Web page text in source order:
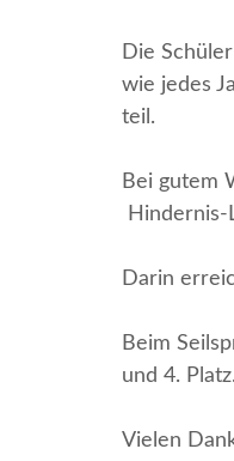
Die
wie jedes
teil.
Bei gutem
Hindernis-
Darin
Beim
und 4.
Vielen